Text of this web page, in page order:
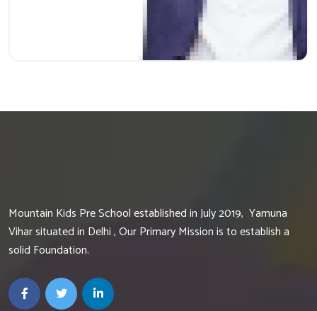
Mountain Kids Pre School established in July 2019, Yamuna
Vihar situated in Delhi , Our Primary Mission is to establish a
solid Foundation.